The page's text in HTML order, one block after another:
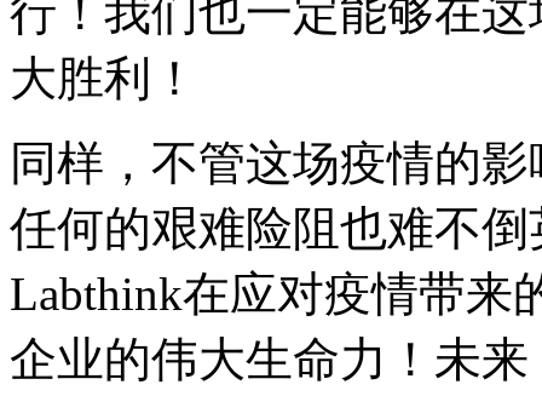
行！我们也一定能够在
大胜利！
同样，不管这场疫情的
任何的艰难险阻也难不
Labthink在应对疫情带来
企业的伟大生命力！未